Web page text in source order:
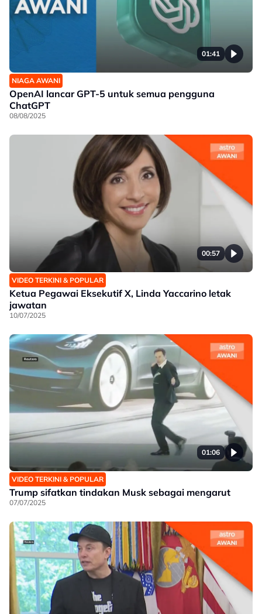
01:41
NIAGA AWANI
OpenAI lancar GPT-5 untuk semua pengguna
ChatGPT
08/08/2025
00:57
VIDEO TERKINI & POPULAR
Ketua Pegawai Eksekutif X, Linda Yaccarino letak
jawatan
10/07/2025
01:06
VIDEO TERKINI & POPULAR
Trump sifatkan tindakan Musk sebagai mengarut
07/07/2025